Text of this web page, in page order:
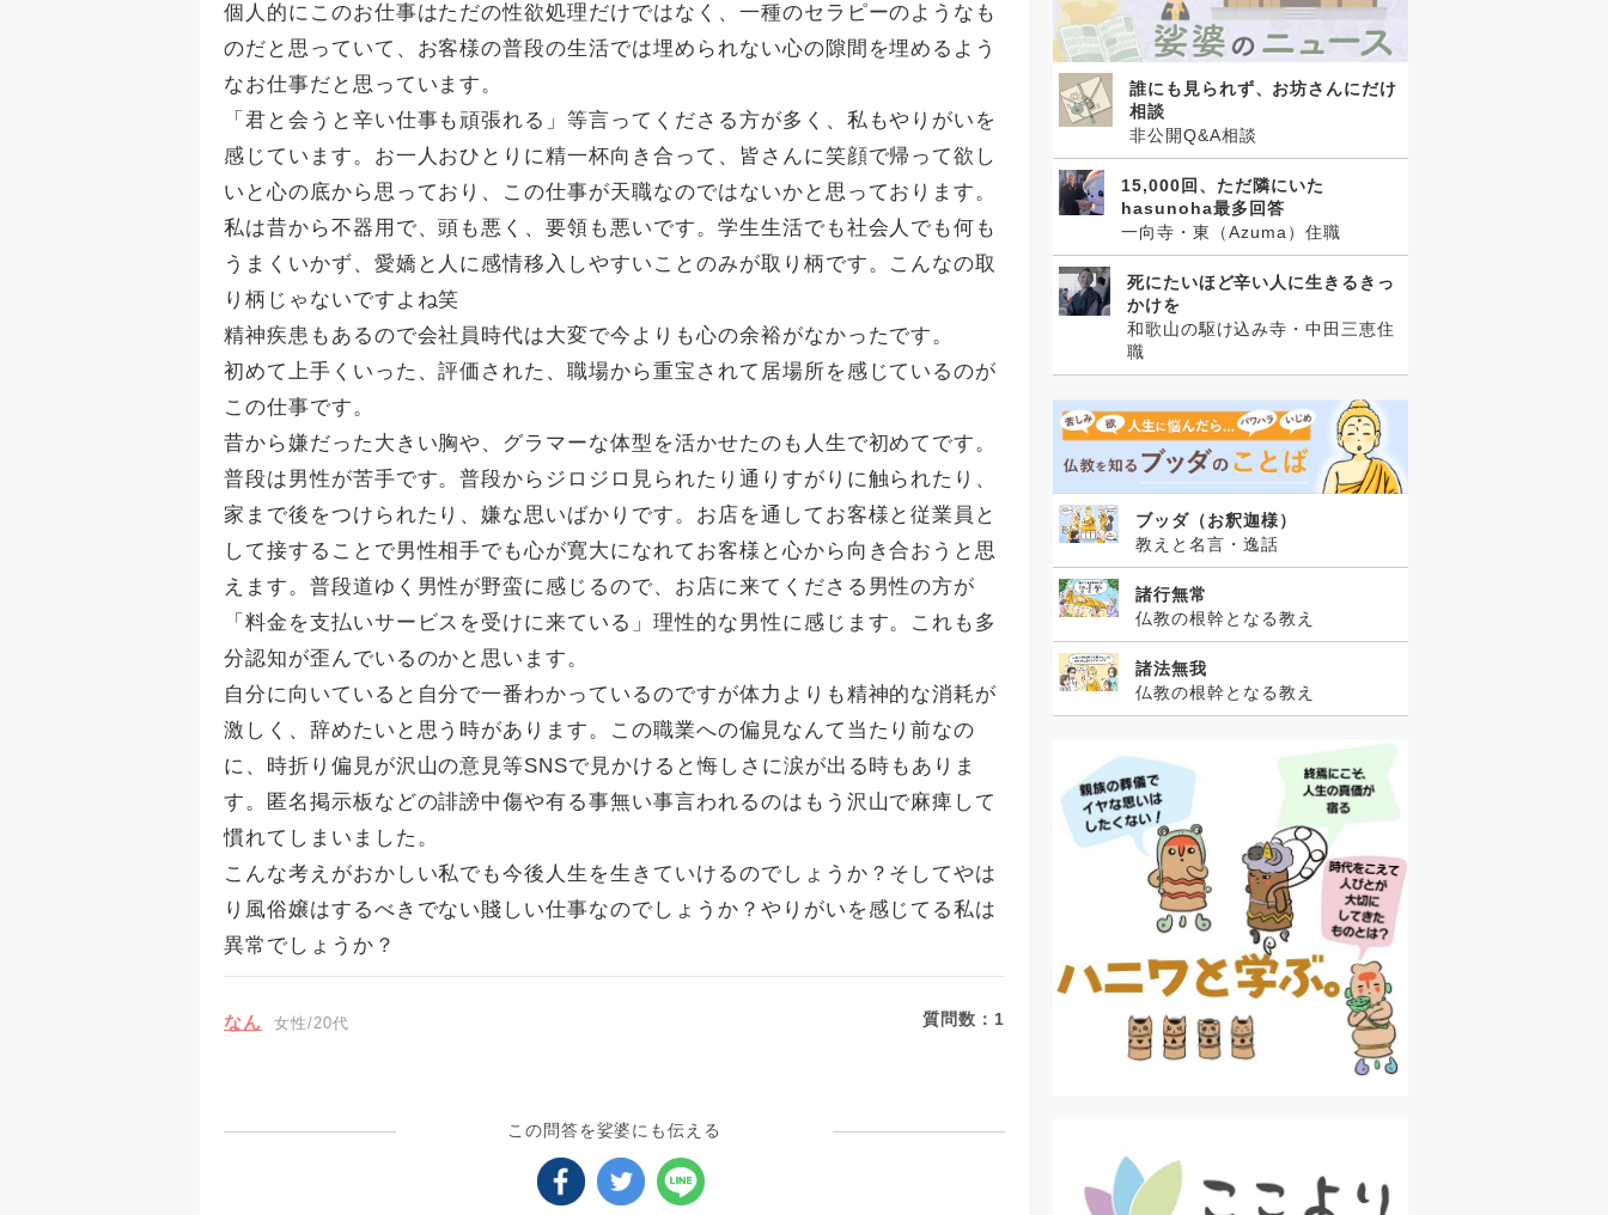
個人的にこのお仕事はただの性欲処理だけではなく、一種のセラピーのようなも
のだと思っていて、お客様の普段の生活では埋められない心の隙間を埋めるよう
なお仕事だと思っています。
「君と会うと辛い仕事も頑張れる」等言ってくださる方が多く、私もやりがいを
感じています。お一人おひとりに精一杯向き合って、皆さんに笑顔で帰って欲し
いと心の底から思っており、この仕事が天職なのではないかと思っております。
私は昔から不器用で、頭も悪く、要領も悪いです。学生生活でも社会人でも何も
うまくいかず、愛嬌と人に感情移入しやすいことのみが取り柄です。こんなの取
り柄じゃないですよね笑
精神疾患もあるので会社員時代は大変で今よりも心の余裕がなかったです。
初めて上手くいった、評価された、職場から重宝されて居場所を感じているのが
この仕事です。
昔から嫌だった大きい胸や、グラマーな体型を活かせたのも人生で初めてです。
普段は男性が苦手です。普段からジロジロ見られたり通りすがりに触られたり、
家まで後をつけられたり、嫌な思いばかりです。お店を通してお客様と従業員と
して接することで男性相手でも心が寛大になれてお客様と心から向き合おうと思
えます。普段道ゆく男性が野蛮に感じるので、お店に来てくださる男性の方が
「料金を支払いサービスを受けに来ている」理性的な男性に感じます。これも多
分認知が歪んでいるのかと思います。
自分に向いていると自分で一番わかっているのですが体力よりも精神的な消耗が
激しく、辞めたいと思う時があります。この職業への偏見なんて当たり前なの
に、時折り偏見が沢山の意見等SNSで見かけると悔しさに涙が出る時もありま
す。匿名掲示板などの誹謗中傷や有る事無い事言われるのはもう沢山で麻痺して
慣れてしまいました。
こんな考えがおかしい私でも今後人生を生きていけるのでしょうか？そしてやは
り風俗嬢はするべきでない賤しい仕事なのでしょうか？やりがいを感じてる私は
異常でしょうか？
なん 女性/20代 質問数： 1
この問答を娑婆にも伝える
誰にも見られず、お坊さんにだけ
相談
非公開Q&A相談
15,000回、ただ隣にいた
hasunoha最多回答
一向寺・東（Azuma）住職
死にたいほど辛い人に生きるきっ
かけを
和歌山の駆け込み寺・中田三恵住
職
ブッダ（お釈迦様）
教えと名言・逸話
諸行無常
仏教の根幹となる教え
諸法無我
仏教の根幹となる教え